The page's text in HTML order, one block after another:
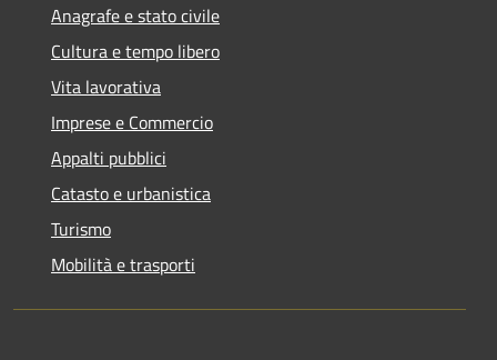
Anagrafe e stato civile
Cultura e tempo libero
Vita lavorativa
Imprese e Commercio
Appalti pubblici
Catasto e urbanistica
Turismo
Mobilità e trasporti